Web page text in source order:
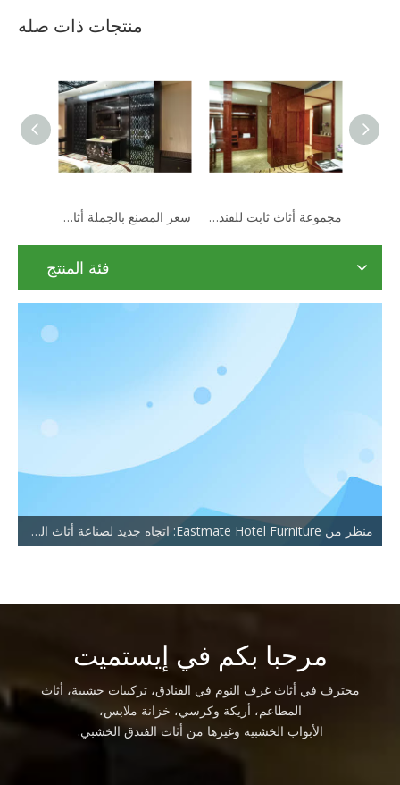
منتجات ذات صله
مجموعة أثاث ثابت للفندق الخشبي الحديث للبيع يستخدم الفندق إطارًا خشبيًا مثبتًا على مرآة تزيين الحائط
فئة المنتج
منظر من Eastmate Hotel Furniture: اتجاه جديد لصناعة أثاث الفنادق
مرحبا بكم في إيستميت
محترف في أثاث غرف النوم في الفنادق، تركيبات خشبية، أثاث
المطاعم، أريكة وكرسي، خزانة ملابس،
الأبواب الخشبية وغيرها من أثاث الفندق الخشبي.